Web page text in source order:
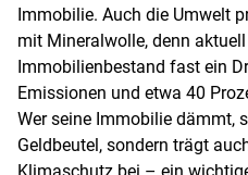
Immobilie. Auch die Umwelt
mit Mineralwolle, denn
Immobilienbestand fast ein
Emissionen und etwa 40
Wer seine Immobilie dämmt,
Geldbeutel, sondern trägt